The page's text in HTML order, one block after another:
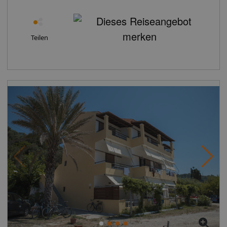
eingerichteten Doppelzimmer (A1-3A), ca. 16 qm, sind
ausgestattet mit Kühlschrank, Klimaanlage (gegen
Gebühr), SAT-TV, Telefon, Bad mit Dusche, WC, Föhn
Wünsche zu Ausstattung und Lage möglich), ohne
seitlichen Meerblick, sonst wie A2A, buchbar. Die
Komfort-Plus-Zimmer (A2-3K) befinden sich in den
oberen Etagen und sind wie A2A ausgestattet. Das
Familienzimmer (A2-3C), ca. 25 qm, ist mit
Kühlschrank, SAT-TV, Bad mit Badewanne und
integrierter Dusche, Föhn, WC und Balkon mit
Meerblick ausgestattet. Essen & Trinken: Halbpension.
Kontinentales Frühstück und Abendessen. Genießen Sie
alle Mahlzeiten an schmackhaften Buffets.
Unterhaltung: In der Hochsaison findet gelegentlich ein
Griechischer Abend statt. Sport/Aktivitäten: Gegen
Gebühr: Bowlingcenter in ca. 100 m Entfernung.
erreichen. Zu den nächsten Bars und Restaurants
gelangt man nach rund 30 m. Folgende
Sehenswürdigkeiten sind vom Hotel aus erreichbar:
Mietwagen-Verleih auch eine Bushaltestelle (ca. 500 m
entfernt). Zur ärztlichen Versorgung im Notfall befindet
sich ein Krankenhaus in etwa 27 km Entfernung. Der
Flughafen (CFU) ist ca. 31 km entfernt. Ausstattung: Das
2010 zuletzt renovierte, eingeschossige 2-Sterne-
Strandhotel besteht aus einem Haupt- und einem
Nebengebäude und verfügt über insgesamt 10 Zimmer.
Es ist ausgestattet mit einem Parkplatz (kostenlos). Die
Zimmerreinigung ist kostenlos. Zusätzliche
Informationen: Für bestimmte Einrichtungen oder
Aktivitäten können zusätzliche Gebühren anfallen.
Einige Dienstleistungen hängen von der Jahreszeit und
den lokalen klimatischen Bedingungen ab.
Servicesprachen: Englisch. Der Check In ist ab 14:00
Teilen